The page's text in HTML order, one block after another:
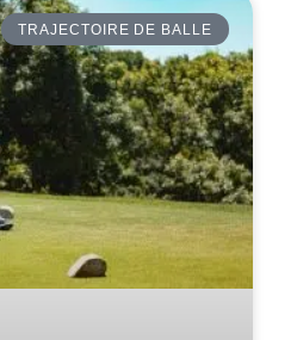
TRAJECTOIRE DE BALLE